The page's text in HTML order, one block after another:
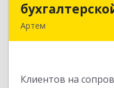
Артем
Клиентов на